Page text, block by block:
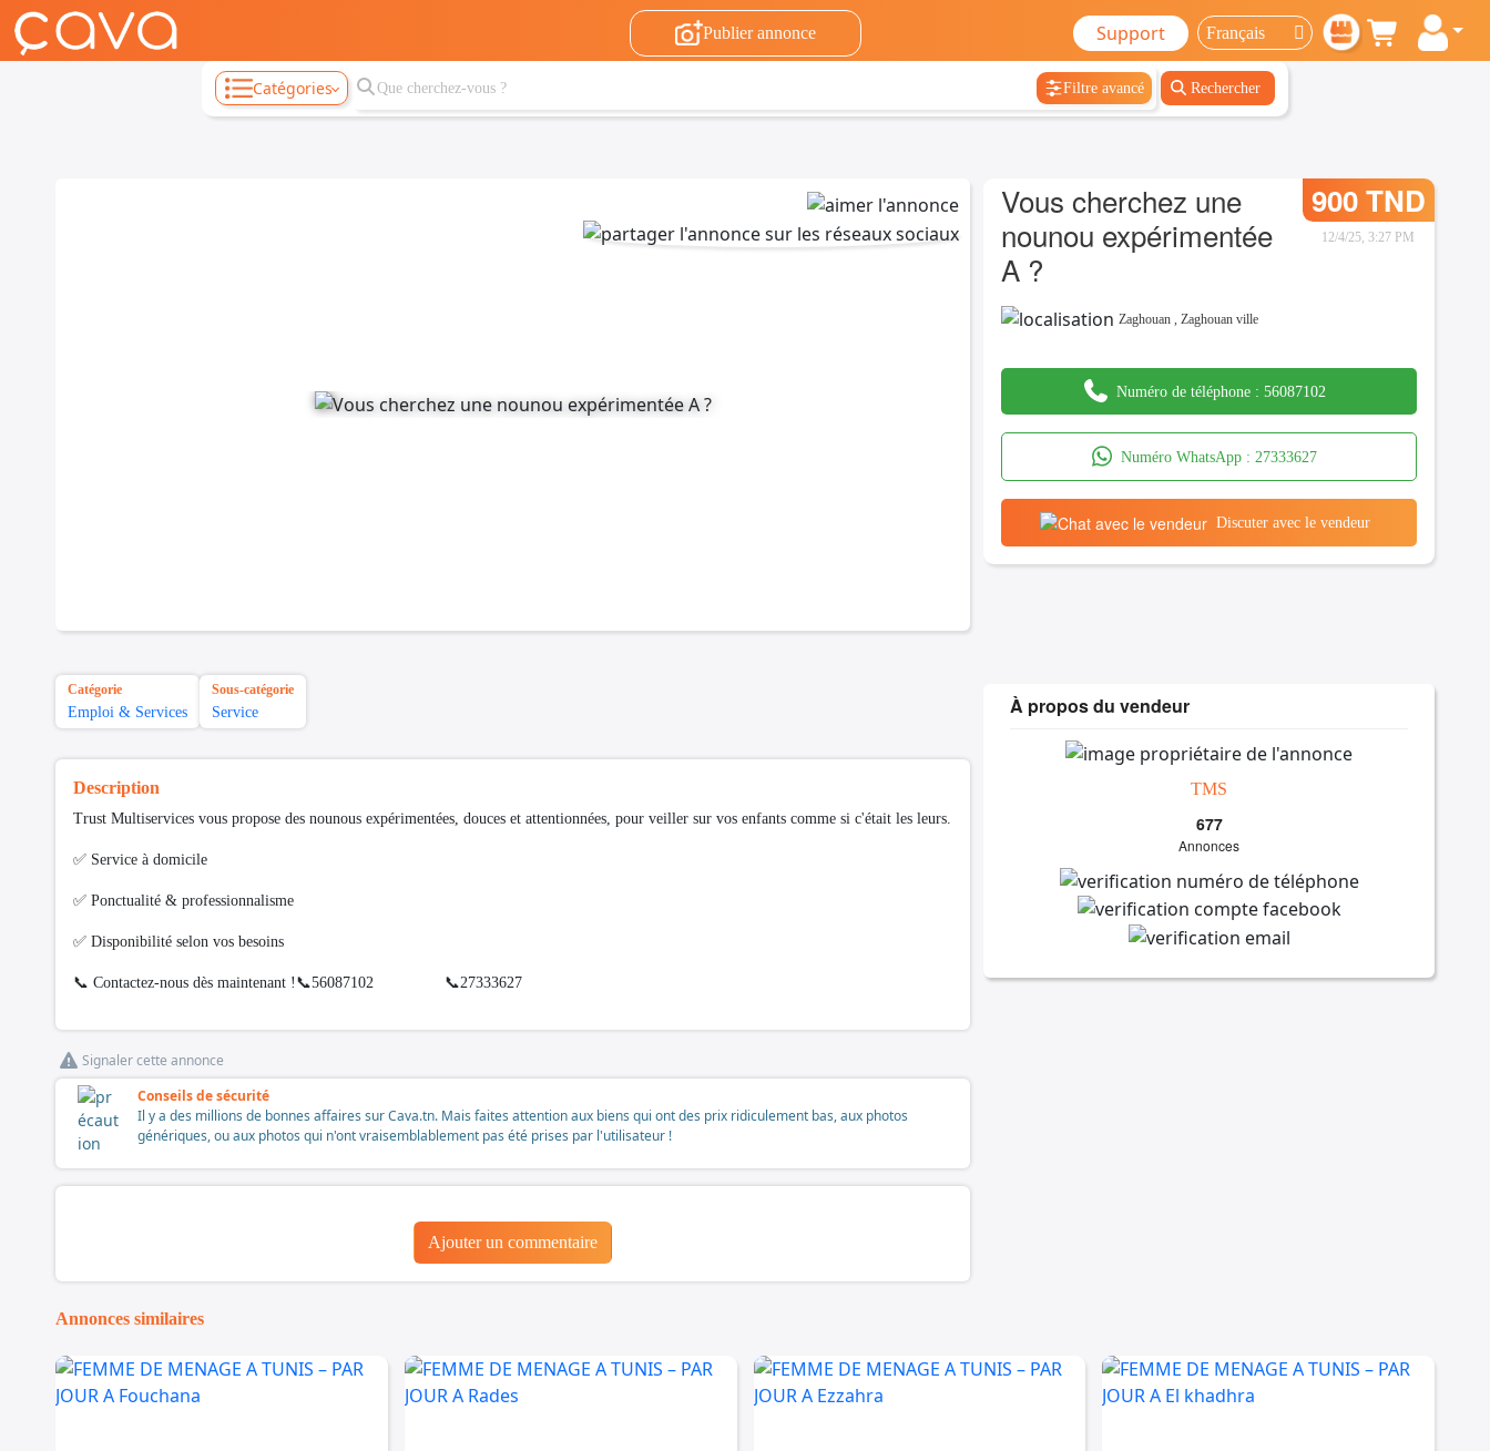
Publier annonce Support
Catégories Filtre avancé Rechercher
Vous cherchez une
nounou expérimentée
A ?
900 TND
12/4/25, 3:27 PM
Zaghouan ,Zaghouan ville
Numéro de téléphone : 56087102
Numéro WhatsApp : 27333627
Discuter avec le vendeur
Catégorie
Emploi & Services
Sous-catégorie
Service
Description
Trust Multiservices vous propose des nounous expérimentées, douces et attentionnées, pour veiller sur vos enfants comme si c'était les leurs.
✅ Service à domicile
✅ Ponctualité & professionnalisme
✅ Disponibilité selon vos besoins
📞 Contactez-nous dès maintenant !📞56087102 📞27333627
Signaler cette annonce
Conseils de sécurité
Il y a des millions de bonnes affaires sur Cava.tn. Mais faites attention aux biens qui ont des prix ridiculement bas, aux photos
génériques, ou aux photos qui n'ont vraisemblablement pas été prises par l'utilisateur !
Ajouter un commentaire
À propos du vendeur
TMS
677
Annonces
Annonces similaires